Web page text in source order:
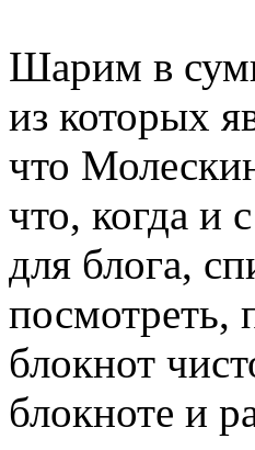
Шарим в
из которых
что
что, когда и
для блога,
посмотреть,
блокнот
блокноте и